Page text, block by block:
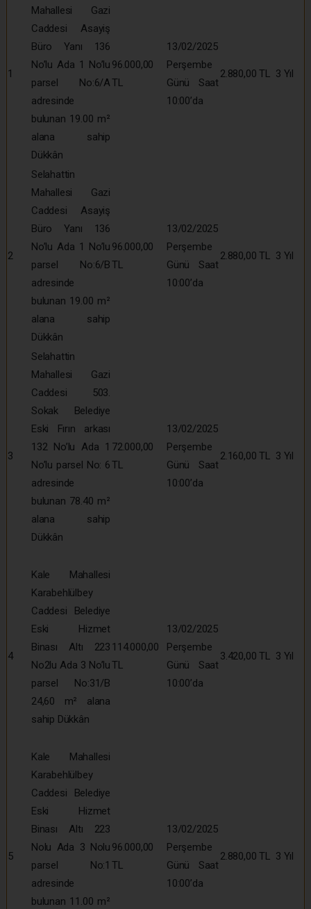
1
Mahallesi Gazi
Caddesi Asayiş
Büro Yanı 136
No’lu Ada 1 No’lu
parsel No:6/A
adresinde
bulunan 19.00 m²
alana sahip
Dükkân
96.000,00
TL
13/02/2025
Perşembe
Günü Saat
10:00’da
2.880,00 TL 3 Yıl
2
Selahattin
Mahallesi Gazi
Caddesi Asayiş
Büro Yanı 136
No’lu Ada 1 No’lu
parsel No:6/B
adresinde
bulunan 19.00 m²
alana sahip
Dükkân
96.000,00
TL
13/02/2025
Perşembe
Günü Saat
10:00’da
2.880,00 TL 3 Yıl
3
Selahattin
Mahallesi Gazi
Caddesi 503.
Sokak Belediye
Eski Fırın arkası
132 No’lu Ada 1
No’lu parsel No: 6
adresinde
bulunan 78.40 m²
alana sahip
Dükkân
72.000,00
TL
13/02/2025
Perşembe
Günü Saat
10:00’da
2.160,00 TL 3 Yıl
4
Kale Mahallesi
Karabehlülbey
Caddesi Belediye
Eski Hizmet
Binası Altı 223
No2lu Ada 3 No’lu
parsel No:31/B
24,60 m² alana
sahip Dükkân
114.000,00
TL
13/02/2025
Perşembe
Günü Saat
10:00’da
3.420,00 TL 3 Yıl
5
Kale Mahallesi
Karabehlülbey
Caddesi Belediye
Eski Hizmet
Binası Altı 223
Nolu Ada 3 Nolu
parsel No:1
adresinde
bulunan 11.00 m²
96.000,00
TL
13/02/2025
Perşembe
Günü Saat
10:00’da
2.880,00 TL 3 Yıl